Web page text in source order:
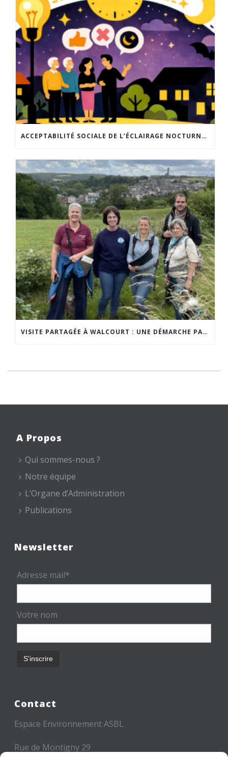
ACCEPTABILITÉ SOCIALE DE L’ÉCLAIRAGE NOCTURNE : LE REPLAY EST DISPONIBLE
VISITE PARTAGÉE À WALCOURT : UNE DÉMARCHE PARTICIPATIVE ANIMÉE PAR ESPACE ENVIRONNEMENT
A Propos
Qui sommes-nous ?
Notre équipe
L’Organe d’Administration
Publications
Newsletter
Adresse mail*
Votre nom
Contact
Espace Environnement ASBL
Rue de Montigny 29